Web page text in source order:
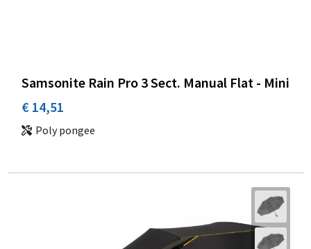
Samsonite Rain Pro 3 Sect. Manual Flat - Mini
€ 14,51
Poly pongee